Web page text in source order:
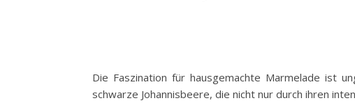
Die Faszination für hausgemachte Marmelade ist
schwarze Johannisbeere, die nicht nur durch ihren